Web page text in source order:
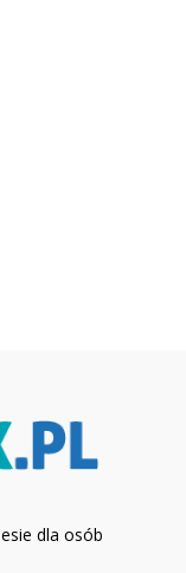
dla osób